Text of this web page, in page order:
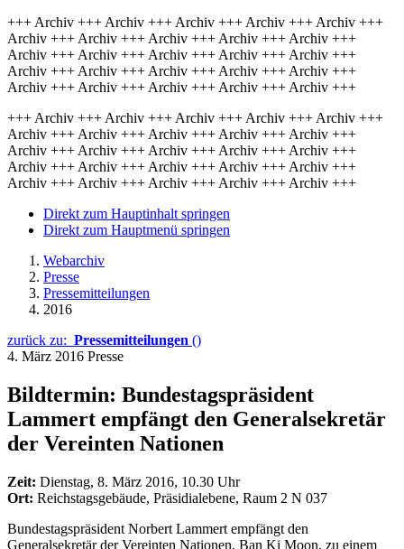
+++ Archiv +++ Archiv +++ Archiv +++ Archiv +++ Archiv +++
Archiv +++ Archiv +++ Archiv +++ Archiv +++ Archiv +++
Archiv +++ Archiv +++ Archiv +++ Archiv +++ Archiv +++
Archiv +++ Archiv +++ Archiv +++ Archiv +++ Archiv +++
Archiv +++ Archiv +++ Archiv +++ Archiv +++ Archiv +++
+++ Archiv +++ Archiv +++ Archiv +++ Archiv +++ Archiv +++
Archiv +++ Archiv +++ Archiv +++ Archiv +++ Archiv +++
Archiv +++ Archiv +++ Archiv +++ Archiv +++ Archiv +++
Archiv +++ Archiv +++ Archiv +++ Archiv +++ Archiv +++
Archiv +++ Archiv +++ Archiv +++ Archiv +++ Archiv +++
Direkt zum Hauptinhalt springen
Direkt zum Hauptmenü springen
Webarchiv
Presse
Pressemitteilungen
2016
zurück zu: Pressemitteilungen ()
4. März 2016 Presse
Bildtermin: Bundestagspräsident
Lammert empfängt den Generalsekretär
der Vereinten Nationen
Zeit: Dienstag, 8. März 2016, 10.30 Uhr
Ort: Reichstagsgebäude, Präsidialebene, Raum 2 N 037
Bundestagspräsident Norbert Lammert empfängt den
Generalsekretär der Vereinten Nationen, Ban Ki Moon, zu einem